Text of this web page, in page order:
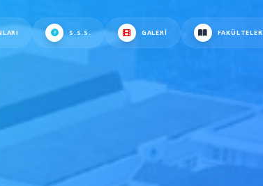
S.S.S. GALERI FAKÜLTELER